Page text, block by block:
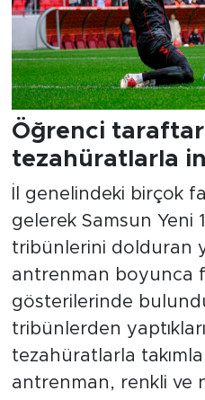
Öğrenci
tezahüratlarla
İl genelindeki birçok
gelerek Samsun Yeni
tribünlerini dolduran
antrenman boyunca
gösterilerinde
tribünlerden
tezahüratlarla
antrenman, renkli ve